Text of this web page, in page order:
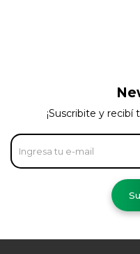
¡Suscribite y recibí